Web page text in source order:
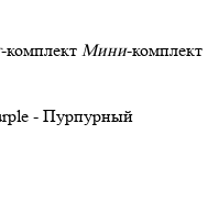
-комплект Мини-комплект
- Пурпурный